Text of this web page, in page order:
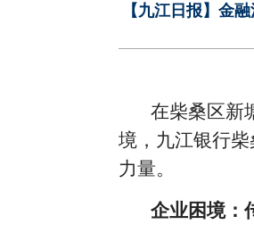
【九江日报】金
在柴桑区新
境，九江银行
力量。
企业困境：